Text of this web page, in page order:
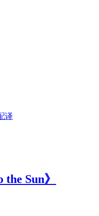
译
the Sun》